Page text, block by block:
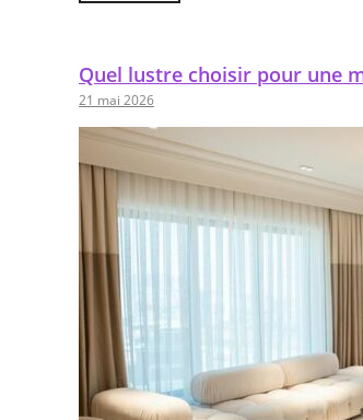
Quel lustre choisir pour une
21 mai 2026